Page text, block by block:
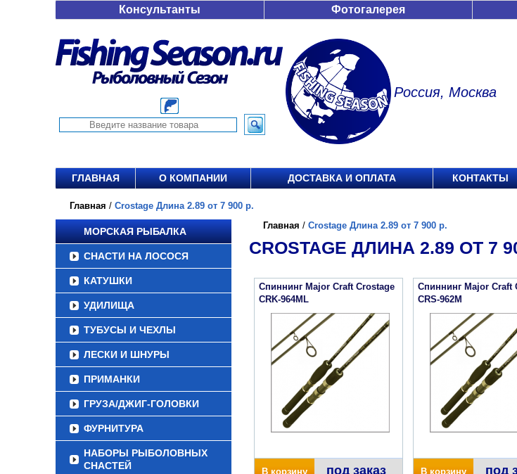
Консультанты Фотогалерея
Россия, Москва
ГЛАВНАЯ О КОМПАНИИ ДОСТАВКА И ОПЛАТА КОНТАКТЫ
Главная / Crostage Длина 2.89 от 7 900 р.
МОРСКАЯ РЫБАЛКА
СНАСТИ НА ЛОСОСЯ
КАТУШКИ
УДИЛИЩА
ТУБУСЫ И ЧЕХЛЫ
ЛЕСКИ И ШНУРЫ
ПРИМАНКИ
ГРУЗА/ДЖИГ-ГОЛОВКИ
ФУРНИТУРА
НАБОРЫ РЫБОЛОВНЫХ
СНАСТЕЙ
Главная / Crostage Длина 2.89 от 7 900 р.
CROSTAGE ДЛИНА 2.89 ОТ 7
Спиннинг Major Craft Crostage
CRK-964ML
В корзину под заказ
Спиннинг Major Craft
CRS-962M
В корзину под